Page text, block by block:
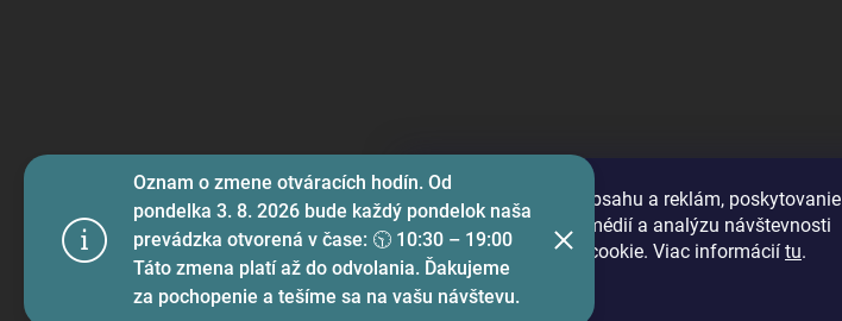
Na prispôsobenie obsahu a reklám, poskytovanie
funkcií sociálnych médií a analýzu návštevnosti
používame súbory cookie. Viac informácií tu.
Nastavenie
Oznam o zmene otváracích hodín. Od
pondelka 3. 8. 2026 bude každý pondelok naša
prevádzka otvorená v čase: 🕥 10:30 – 19:00
Táto zmena platí až do odvolania. Ďakujeme
za pochopenie a tešíme sa na vašu návštevu.